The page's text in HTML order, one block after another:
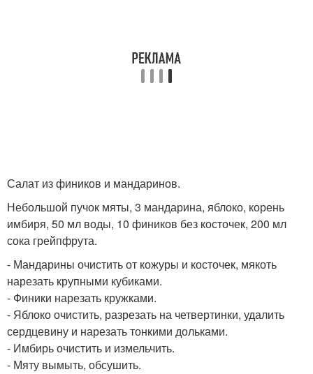
Салат из фиников и мандаринов.
Небольшой пучок мяты, 3 мандарина, яблоко, корень
имбиря, 50 мл воды, 10 фиников без косточек, 200 мл
сока грейпфрута.
- Мандарины очистить от кожуры и косточек, мякоть
нарезать крупными кубиками.
- Финики нарезать кружками.
- Яблоко очистить, разрезать на четвертинки, удалить
сердцевину и нарезать тонкими дольками.
- Имбирь очистить и измельчить.
- Мяту вымыть, обсушить.